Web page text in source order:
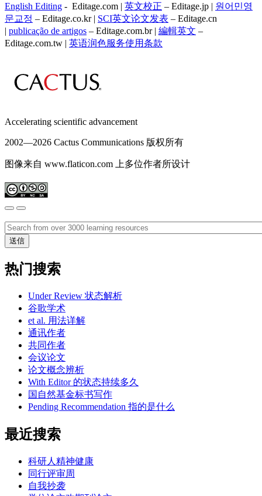
English Editing - Editage.com | 英文校正 – Editage.jp | 원어민영
문교정 – Editage.co.kr | SCI英文论文发表 – Editage.cn
| publicação de artigos – Editage.com.br | 編輯英文 –
Editage.com.tw | 英语润色服务使用条款
Accelerating scientific advancement
2002—2026 Cactus Communications 版权所有
图像来自 www.flaticon.com 上多位作者所设计
热门搜索
Under Review 状态解析
谷歌学术
et al. 用法详解
通讯作者
共同作者
会议论文
论文概念辨析
With Editor 的状态持续多久
国自然基金标书写作
Pending Recommendation 指的是什么
最近搜索
科研人精神健康
同行评审周
自我抄袭